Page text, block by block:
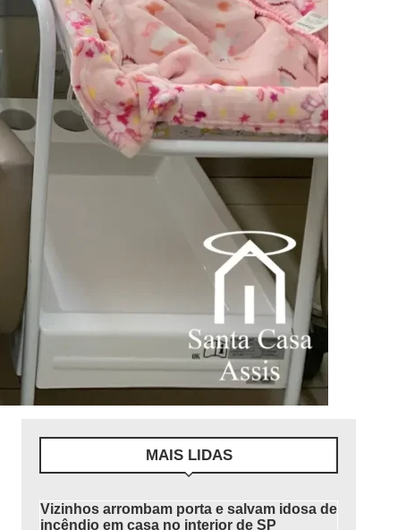
MAIS LIDAS
Vizinhos arrombam porta e salvam idosa de
incêndio em casa no interior de SP